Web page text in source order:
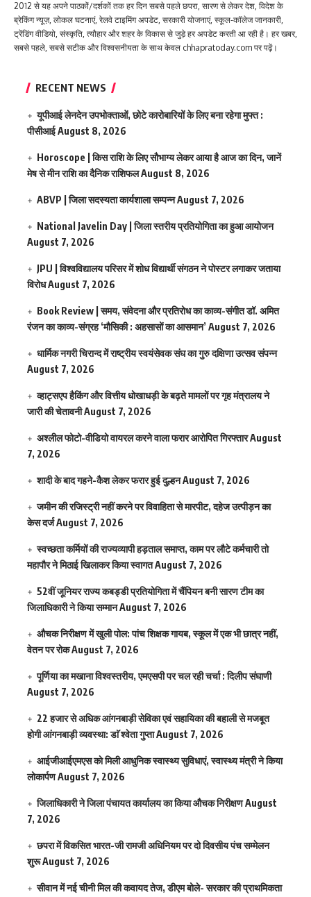
2012 से यह अपने पाठकों/दर्शकों तक हर दिन सबसे पहले छपरा, सारण से लेकर देश, विदेश के
ब्रेकिंग न्यूज़, लोकल घटनाएं, रेलवे टाइमिंग अपडेट, सरकारी योजनाएं, स्कूल-कॉलेज जानकारी,
ट्रेंडिंग वीडियो, संस्कृति, त्यौहार और शहर के विकास से जुड़े हर अपडेट करती आ रही है। हर खबर,
सबसे पहले, सबसे सटीक और विश्वसनीयता के साथ केवल chhapratoday.com पर पढ़ें।
RECENT NEWS
यूपीआई लेनदेन उपभोक्ताओं, छोटे कारोबारियों के लिए बना रहेगा मुफ्त :
पीसीआईAugust 8, 2026
Horoscope | किस राशि के लिए सौभाग्य लेकर आया है आज का दिन, जानें
मेष से मीन राशि का दैनिक राशिफलAugust 8, 2026
ABVP | जिला सदस्यता कार्यशाला सम्पन्नAugust 7, 2026
National Javelin Day | जिला स्तरीय प्रतियोगिता का हुआ आयोजन
August 7, 2026
JPU | विश्वविद्यालय परिसर में शोध विद्यार्थी संगठन ने पोस्टर लगाकर जताया
विरोधAugust 7, 2026
Book Review | समय, संवेदना और प्रतिरोध का काव्य-संगीत डॉ. अमित
रंजन का काव्य-संग्रह ‘मौसिकी : अहसासों का आसमान’ August 7, 2026
धार्मिक नगरी चिरान्द में राष्ट्रीय स्वयंसेवक संघ का गुरु दक्षिणा उत्सव संपन्न
August 7, 2026
व्हाट्सएप हैकिंग और वित्तीय धोखाधड़ी के बढ़ते मामलों पर गृह मंत्रालय ने
जारी की चेतावनीAugust 7, 2026
अश्लील फोटो-वीडियो वायरल करने वाला फरार आरोपित गिरफ्तारAugust
7, 2026
शादी के बाद गहने-कैश लेकर फरार हुई दुल्हनAugust 7, 2026
जमीन की रजिस्ट्री नहीं करने पर विवाहिता से मारपीट, दहेज उत्पीड़न का
केस दर्जAugust 7, 2026
स्वच्छता कर्मियों की राज्यव्यापी हड़ताल समाप्त, काम पर लौटे कर्मचारी तो
महापौर ने मिठाई खिलाकर किया स्वागतAugust 7, 2026
52वीं जूनियर राज्य कबड्डी प्रतियोगिता में चैंपियन बनी सारण टीम का
जिलाधिकारी ने किया सम्मानAugust 7, 2026
औचक निरीक्षण में खुली पोल: पांच शिक्षक गायब, स्कूल में एक भी छात्र नहीं,
वेतन पर रोकAugust 7, 2026
पूर्णिया का मखाना विश्वस्तरीय, एमएसपी पर चल रही चर्चा : दिलीप संघाणी
August 7, 2026
22 हजार से अधिक आंगनबाड़ी सेविका एवं सहायिका की बहाली से मजबूत
होगी आंगनबाड़ी व्यवस्था: डाॅ श्वेता गुप्ताAugust 7, 2026
आईजीआईएमएस काे मिली आधुनिक स्वास्थ्य सुविधाएं, स्वास्थ्य मंत्री ने किया
लोकार्पणAugust 7, 2026
जिलाधिकारी ने जिला पंचायत कार्यालय का किया औचक निरीक्षणAugust
7, 2026
छपरा में विकसित भारत-जी रामजी अधिनियम पर दो दिवसीय पंच सम्मेलन
शुरूAugust 7, 2026
सीवान में नई चीनी मिल की कवायद तेज, डीएम बोले- सरकार की प्राथमिकता